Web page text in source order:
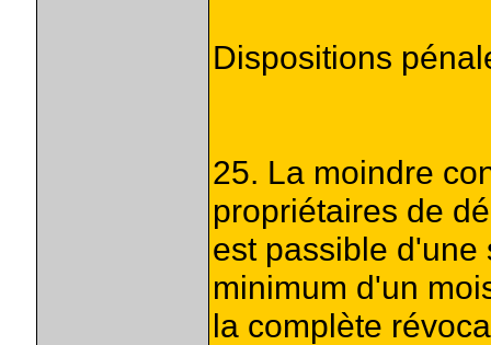
Dispositions
25. La moindre
propriétaires de
est passible d'une
minimum d'un
la complète